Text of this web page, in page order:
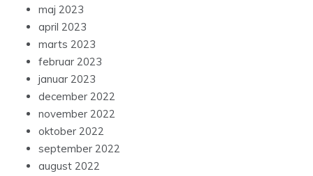
maj 2023
april 2023
marts 2023
februar 2023
januar 2023
december 2022
november 2022
oktober 2022
september 2022
august 2022